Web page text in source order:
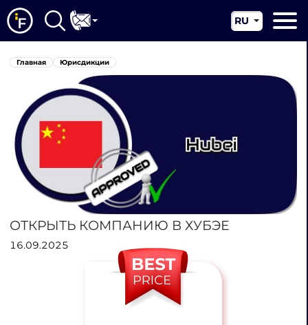
О нас
Новости
Юрисдикции
RU
EN
Главная Юрисдикции
ОТКРЫТЬ КОМПАНИЮ В ХУБЭЕ
16.09.2025